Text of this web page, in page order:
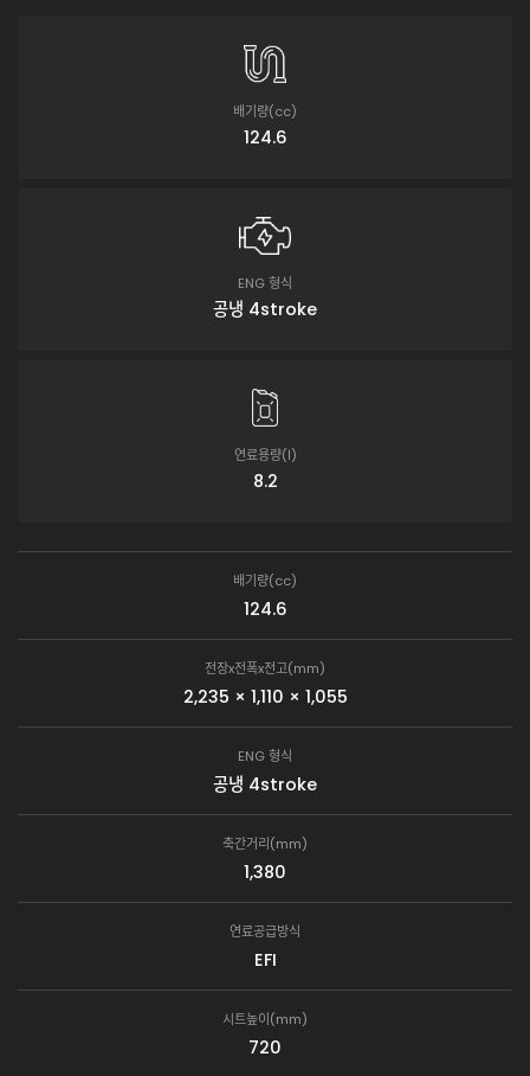
배기량(cc)
124.6
ENG 형식
공냉 4stroke
연료용량(ℓ)
8.2
배기량(cc)
124.6
전장x전폭x전고(mm)
2,235 × 1,110 × 1,055
ENG 형식
공냉 4stroke
축간거리(mm)
1,380
연료공급방식
EFI
시트높이(mm)
720